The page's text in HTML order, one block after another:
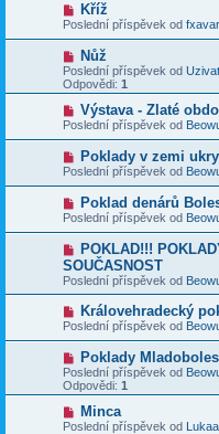
Kříž
Poslední příspěvek od fxavar
Nůž
Poslední příspěvek od
Odpovědi: 1
Výstava - Zlaté
Poslední příspěvek od
Poklady v zemi
Poslední příspěvek od
Poklad denárů
Poslední příspěvek od
POKLAD!!!
SOUČASNOST
Poslední příspěvek od
Královehradecký
Poslední příspěvek od
Poklady
Poslední příspěvek od
Odpovědi: 1
Minca
Poslední příspěvek od